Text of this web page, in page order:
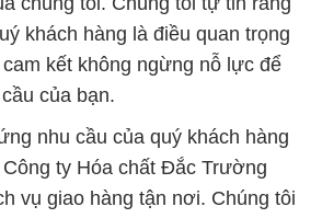
khách hàng là điều quan trọng
kết không ngừng nỗ lực để
của bạn.
nhu cầu của quý khách hàng
ty Hóa chất Đắc Trường
vụ giao hàng tận nơi. Chúng tôi